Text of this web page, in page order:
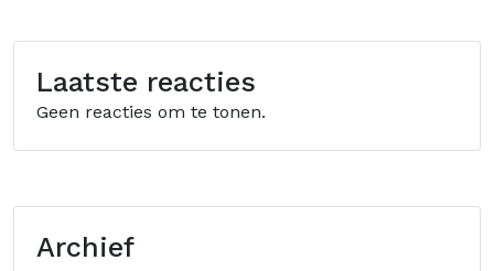
Laatste reacties
Geen reacties om te tonen.
Archief